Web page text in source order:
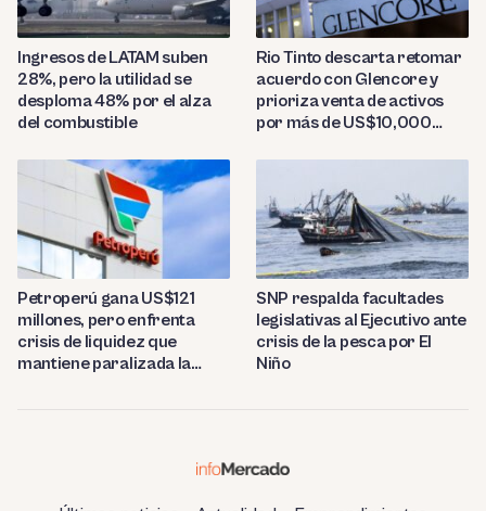
Ingresos de LATAM suben
28%, pero la utilidad se
desploma 48% por el alza
del combustible
Rio Tinto descarta retomar
acuerdo con Glencore y
prioriza venta de activos
por más de US$10,000
Petroperú gana US$121
millones, pero enfrenta
crisis de liquidez que
mantiene paralizada la
SNP respalda facultades
legislativas al Ejecutivo ante
crisis de la pesca por El
Niño